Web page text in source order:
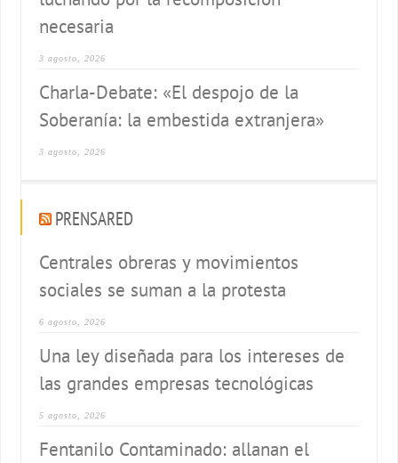
necesaria
3 agosto, 2026
Charla-Debate: «El despojo de la
Soberanía: la embestida extranjera»
3 agosto, 2026
PRENSARED
Centrales obreras y movimientos
sociales se suman a la protesta
6 agosto, 2026
Una ley diseñada para los intereses de
las grandes empresas tecnológicas
5 agosto, 2026
Fentanilo Contaminado: allanan el